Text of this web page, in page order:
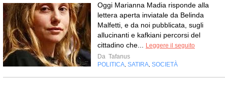
Oggi Marianna Madia risponde alla
lettera aperta inviatale da Belinda
Malfetti, e da noi pubblicata, sugli
allucinanti e kafkiani percorsi del
cittadino che...
Leggere il seguito
Da Tafanus
POLITICA SATIRA SOCIETÀ